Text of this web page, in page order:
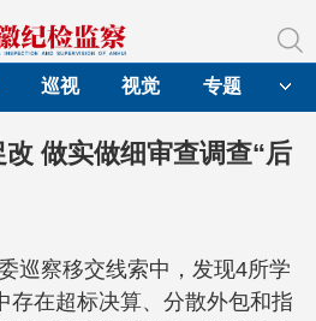
巡视 视觉 专题
做实做细审查调查“后
巡察移交线索中，发现4所学
存在超标决算、分散外包和指